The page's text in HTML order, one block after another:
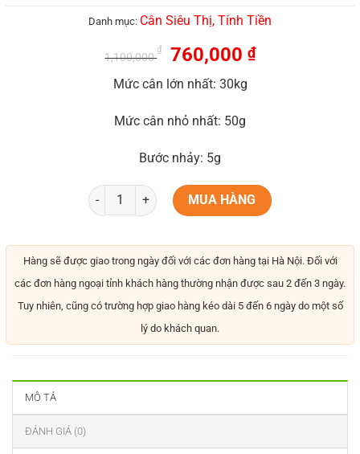
Danh mục: Cân Siêu Thị, Tính Tiền
1,100,000
₫ 760,000 ₫
Mức cân lớn nhất: 30kg
Mức cân nhỏ nhất: 50g
Bước nhảy: 5g
MUA HÀNG
Hàng sẽ được giao trong ngày đối với các đơn hàng tại Hà Nội. Đối với
các đơn hàng ngoại tỉnh khách hàng thường nhận được sau 2 đến 3 ngày.
Tuy nhiên, cũng có trường hợp giao hàng kéo dài 5 đến 6 ngày do một số
lý do khách quan.
MÔ TẢ
ĐÁNH GIÁ (0)